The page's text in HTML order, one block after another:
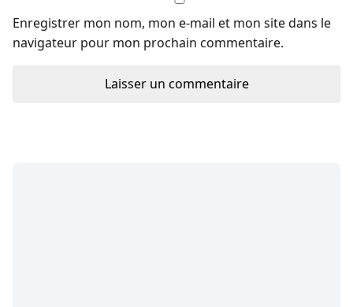
Enregistrer mon nom, mon e-mail et mon site dans le
navigateur pour mon prochain commentaire.